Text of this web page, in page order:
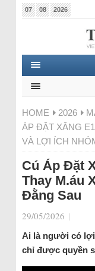
07 08 2026
HOME 2026
ÁP ĐẶT XĂNG
VÀ LỢI ÍCH
Cú Áp Đặt
Thay M.áu
Đằng Sau
29/05/2026 |
Ai là người có
chỉ được quyền